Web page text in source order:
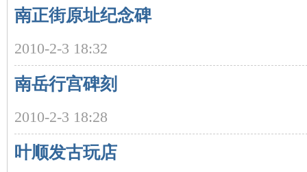
南正街原址纪念碑
2010-2-3 18:32
南岳行宫碑刻
2010-2-3 18:28
叶顺发古玩店